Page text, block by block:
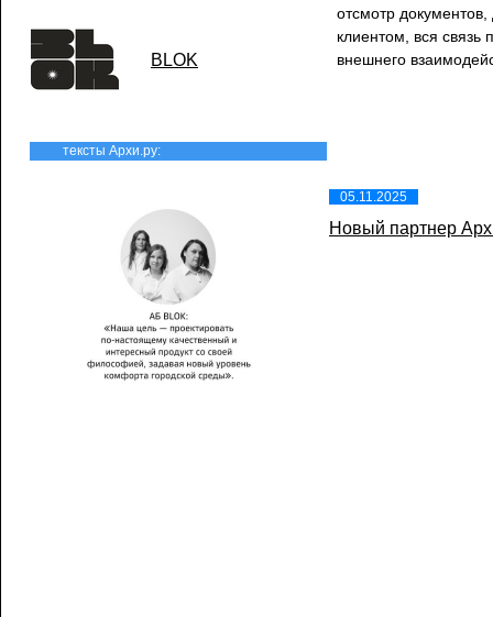
BLOK
отсмотр
клиентом, вся связь
внешнего
тексты Архи.ру:
05.11.2025
Новый партнер